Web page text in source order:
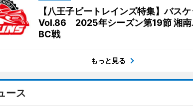
【八王子ビートレインズ特集】バス
Vol.86 2025年シーズン第19節 湘南
BC戦
もっと見る
ース